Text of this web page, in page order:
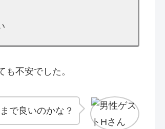
不安でした。
で良いのかな？